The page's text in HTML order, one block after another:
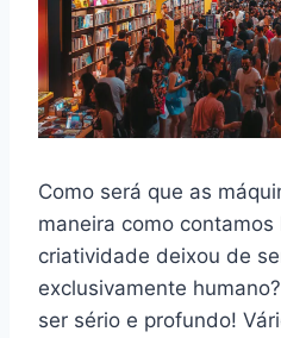
Como será que as
maneira como contamos
criatividade deixou de
exclusivamente
ser sério e profundo!